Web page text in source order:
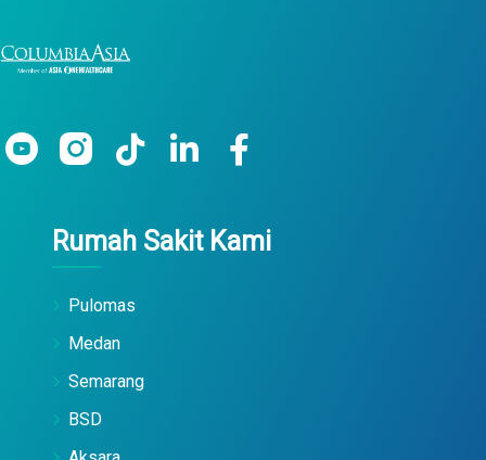
Rumah Sakit Kami
Pulomas
Medan
Semarang
BSD